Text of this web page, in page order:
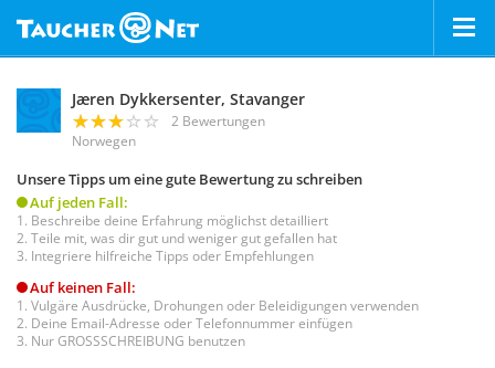
Jæren Dykkersenter, Stavanger
2 Bewertungen
Norwegen
Unsere Tipps um eine gute Bewertung zu schreiben
Auf jeden Fall:
Beschreibe deine Erfahrung möglichst detailliert
Teile mit, was dir gut und weniger gut gefallen hat
Integriere hilfreiche Tipps oder Empfehlungen
Auf keinen Fall:
Vulgäre Ausdrücke, Drohungen oder Beleidigungen verwenden
Deine Email-Adresse oder Telefonnummer einfügen
Nur GROSSSCHREIBUNG benutzen